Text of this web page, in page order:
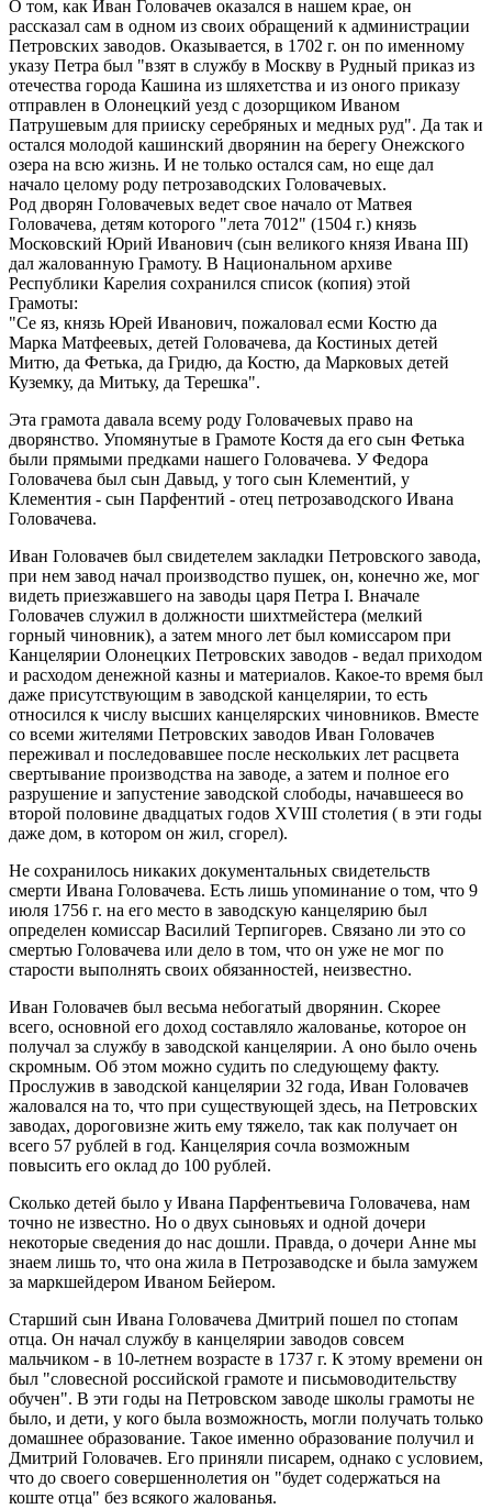
О том, как Иван Головачев оказался в нашем крае, он
рассказал сам в одном из своих обращений к администрации
Петровских заводов. Оказывается, в 1702 г. он по именному
указу Петра был "взят в службу в Москву в Рудный приказ из
отечества города Кашина из шляхетства и из оного приказу
отправлен в Олонецкий уезд с дозорщиком Иваном
Патрушевым для прииску серебряных и медных руд". Да так и
остался молодой кашинский дворянин на берегу Онежского
озера на всю жизнь. И не только остался сам, но еще дал
начало целому роду петрозаводских Головачевых.
Род дворян Головачевых ведет свое начало от Матвея
Головачева, детям которого "лета 7012" (1504 г.) князь
Московский Юрий Иванович (сын великого князя Ивана III)
дал жалованную Грамоту. В Национальном архиве
Республики Карелия сохранился список (копия) этой
Грамоты:
"Се яз, князь Юрей Иванович, пожаловал есми Костю да
Марка Матфеевых, детей Головачева, да Костиных детей
Митю, да Фетька, да Гридю, да Костю, да Марковых детей
Куземку, да Митьку, да Терешка".
Эта грамота давала всему роду Головачевых право на
дворянство. Упомянутые в Грамоте Костя да его сын Фетька
были прямыми предками нашего Головачева. У Федора
Головачева был сын Давыд, у того сын Клементий, у
Клементия - сын Парфентий - отец петрозаводского Ивана
Головачева.
Иван Головачев был свидетелем закладки Петровского завода,
при нем завод начал производство пушек, он, конечно же, мог
видеть приезжавшего на заводы царя Петра I. Вначале
Головачев служил в должности шихтмейстера (мелкий
горный чиновник), а затем много лет был комиссаром при
Канцелярии Олонецких Петровских заводов - ведал приходом
и расходом денежной казны и материалов. Какое-то время был
даже присутствующим в заводской канцелярии, то есть
относился к числу высших канцелярских чиновников. Вместе
со всеми жителями Петровских заводов Иван Головачев
переживал и последовавшее после нескольких лет расцвета
свертывание производства на заводе, а затем и полное его
разрушение и запустение заводской слободы, начавшееся во
второй половине двадцатых годов XVIII столетия ( в эти годы
даже дом, в котором он жил, сгорел).
Не сохранилось никаких документальных свидетельств
смерти Ивана Головачева. Есть лишь упоминание о том, что 9
июля 1756 г. на его место в заводскую канцелярию был
определен комиссар Василий Терпигорев. Связано ли это со
смертью Головачева или дело в том, что он уже не мог по
старости выполнять своих обязанностей, неизвестно.
Иван Головачев был весьма небогатый дворянин. Скорее
всего, основной его доход составляло жалованье, которое он
получал за службу в заводской канцелярии. А оно было очень
скромным. Об этом можно судить по следующему факту.
Прослужив в заводской канцелярии 32 года, Иван Головачев
жаловался на то, что при существующей здесь, на Петровских
заводах, дороговизне жить ему тяжело, так как получает он
всего 57 рублей в год. Канцелярия сочла возможным
повысить его оклад до 100 рублей.
Сколько детей было у Ивана Парфентьевича Головачева, нам
точно не известно. Но о двух сыновьях и одной дочери
некоторые сведения до нас дошли. Правда, о дочери Анне мы
знаем лишь то, что она жила в Петрозаводске и была замужем
за маркшейдером Иваном Бейером.
Старший сын Ивана Головачева Дмитрий пошел по стопам
отца. Он начал службу в канцелярии заводов совсем
мальчиком - в 10-летнем возрасте в 1737 г. К этому времени он
был "словесной российской грамоте и письмоводительству
обучен". В эти годы на Петровском заводе школы грамоты не
было, и дети, у кого была возможность, могли получать только
домашнее образование. Такое именно образование получил и
Дмитрий Головачев. Его приняли писарем, однако с условием,
что до своего совершеннолетия он "будет содержаться на
коште отца" без всякого жалованья.